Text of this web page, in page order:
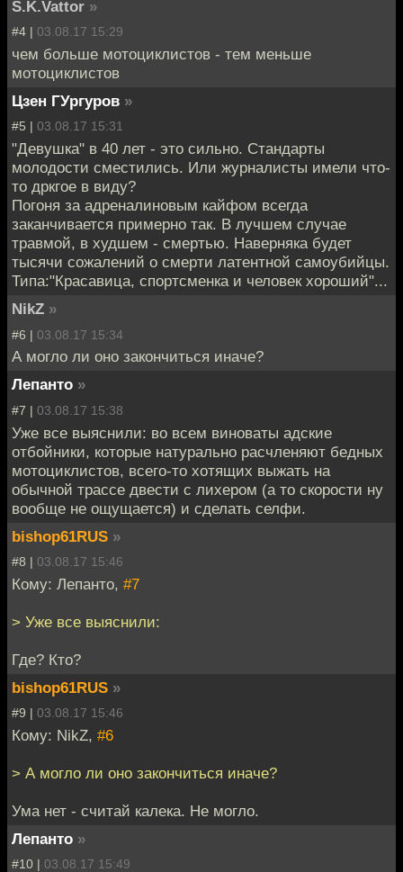
S.K.Vattor »
#4 | 03.08.17 15:29
чем больше мотоциклистов - тем меньше
мотоциклистов
Цзен ГУргуров »
#5 | 03.08.17 15:31
"Девушка" в 40 лет - это сильно. Стандарты
молодости сместились. Или журналисты имели что-
то дркгое в виду?
Погоня за адреналиновым кайфом всегда
заканчивается примерно так. В лучшем случае
травмой, в худшем - смертью. Наверняка будет
тысячи сожалений о смерти латентной самоубийцы.
Типа:"Красавица, спортсменка и человек хороший"...
NikZ »
#6 | 03.08.17 15:34
А могло ли оно закончиться иначе?
Лепанто »
#7 | 03.08.17 15:38
Уже все выяснили: во всем виноваты адские
отбойники, которые натурально расчленяют бедных
мотоциклистов, всего-то хотящих выжать на
обычной трассе двести с лихером (а то скорости ну
вообще не ощущается) и сделать селфи.
bishop61RUS »
#8 | 03.08.17 15:46
Кому: Лепанто, #7
> Уже все выяснили:
Где? Кто?
bishop61RUS »
#9 | 03.08.17 15:46
Кому: NikZ, #6
> А могло ли оно закончиться иначе?
Ума нет - считай калека. Не могло.
Лепанто »
#10 | 03.08.17 15:49